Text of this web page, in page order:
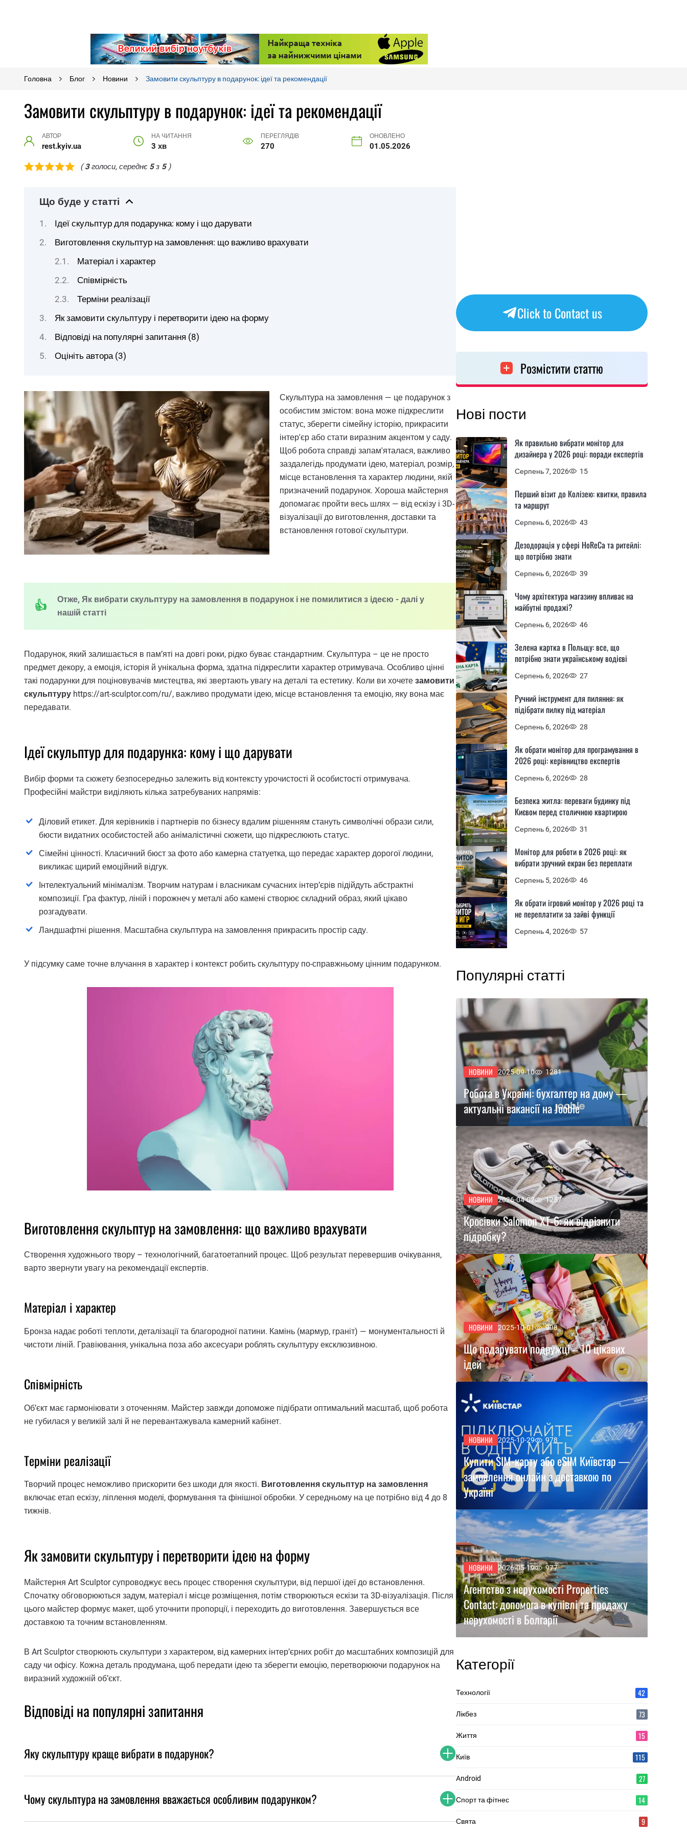
Головна Блог Новини Замовити скульптуру в подарунок: ідеї та рекомендації
Замовити скульптуру в подарунок: ідеї та рекомендації
АВТОР
rest.kyiv.ua
НА ЧИТАННЯ
3 хв
ПЕРЕГЛЯДІВ
270
ОНОВЛЕНО
01.05.2026
(3голоси, середнє 5з 5)
Що буде у статті
Ідеї скульптур для подарунка: кому і що дарувати
Виготовлення скульптур на замовлення: що важливо врахувати
Матеріал і характер
Співмірність
Терміни реалізації
Як замовити скульптуру і перетворити ідею на форму
Відповіді на популярні запитання (8)
Оцініть автора (3)
Скульптура на замовлення — це подарунок з
особистим змістом: вона може підкреслити
статус, зберегти сімейну історію, прикрасити
інтер'єр або стати виразним акцентом у саду.
Щоб робота справді запам'яталася, важливо
заздалегідь продумати ідею, матеріал, розмір,
місце встановлення та характер людини, якій
призначений подарунок. Хороша майстерня
допомагає пройти весь шлях — від ескізу і 3D-
візуалізації до виготовлення, доставки та
встановлення готової скульптури.
Отже, Як вибрати скульптуру на замовлення в подарунок і не помилитися з ідеєю - далі у
нашій статті
Подарунок, який залишається в пам’яті на довгі роки, рідко буває стандартним. Скульптура – це не просто
предмет декору, а емоція, історія й унікальна форма, здатна підкреслити характер отримувача. Особливо цінні
такі подарунки для поціновувачів мистецтва, які звертають увагу на деталі та естетику. Коли ви хочете замовити
скульптуру https://art-sculptor.com/ru/, важливо продумати ідею, місце встановлення та емоцію, яку вона має
передавати.
Ідеї скульптур для подарунка: кому і що дарувати
Вибір форми та сюжету безпосередньо залежить від контексту урочистості й особистості отримувача.
Професійні майстри виділяють кілька затребуваних напрямів:
Діловий етикет. Для керівників і партнерів по бізнесу вдалим рішенням стануть символічні образи сили,
бюсти видатних особистостей або анімалістичні сюжети, що підкреслюють статус.
Сімейні цінності. Класичний бюст за фото або камерна статуетка, що передає характер дорогої людини,
викликає щирий емоційний відгук.
Інтелектуальний мінімалізм. Творчим натурам і власникам сучасних інтер’єрів підійдуть абстрактні
композиції. Гра фактур, ліній і порожнеч у металі або камені створює складний образ, який цікаво
розгадувати.
Ландшафтні рішення. Масштабна скульптура на замовлення прикрасить простір саду.
У підсумку саме точне влучання в характер і контекст робить скульптуру по-справжньому цінним подарунком.
Виготовлення скульптур на замовлення: що важливо врахувати
Створення художнього твору – технологічний, багатоетапний процес. Щоб результат перевершив очікування,
варто звернути увагу на рекомендації експертів.
Матеріал і характер
Бронза надає роботі теплоти, деталізації та благородної патини. Камінь (мармур, граніт) — монументальності й
чистоти ліній. Гравіювання, унікальна поза або аксесуари роблять скульптуру ексклюзивною.
Співмірність
Об’єкт має гармоніювати з оточенням. Майстер завжди допоможе підібрати оптимальний масштаб, щоб робота
не губилася у великій залі й не перевантажувала камерний кабінет.
Терміни реалізації
Творчий процес неможливо прискорити без шкоди для якості. Виготовлення скульптур на замовлення
включає етап ескізу, ліплення моделі, формування та фінішної обробки. У середньому на це потрібно від 4 до 8
тижнів.
Як замовити скульптуру і перетворити ідею на форму
Майстерня Art Sculptor супроводжує весь процес створення скульптури, від першої ідеї до встановлення.
Спочатку обговорюються задум, матеріал і місце розміщення, потім створюються ескізи та 3D-візуалізація. Після
цього майстер формує макет, щоб уточнити пропорції, і переходить до виготовлення. Завершується все
доставкою та точним встановленням.
В Art Sculptor створюють скульптури з характером, від камерних інтер’єрних робіт до масштабних композицій для
саду чи офісу. Кожна деталь продумана, щоб передати ідею та зберегти емоцію, перетворюючи подарунок на
виразний художній об’єкт.
Відповіді на популярні запитання
Яку скульптуру краще вибрати в подарунок?
Чому скульптура на замовлення вважається особливим подарунком?
Click to Contact us
Розмістити статтю
Нові пости
Серпень 7, 2026 15
Як правильно вибрати монітор для
дизайнера у 2026 році: поради експертів
Серпень 6, 2026 43
Перший візит до Колізею: квитки, правила
та маршрут
Серпень 6, 2026 39
Дезодорація у сфері HoReCa та ритейлі:
що потрібно знати
Серпень 6, 2026 46
Чому архітектура магазину впливає на
майбутні продажі?
Серпень 6, 2026 27
Зелена картка в Польщу: все, що
потрібно знати українському водієві
Серпень 6, 2026 28
Ручний інструмент для пиляння: як
підібрати пилку під матеріал
Серпень 6, 2026 28
Як обрати монітор для програмування в
2026 році: керівництво експертів
Серпень 6, 2026 31
Безпека житла: переваги будинку під
Києвом перед столичною квартирою
Серпень 5, 2026 46
Монітор для роботи в 2026 році: як
вибрати зручний екран без переплати
Серпень 4, 2026 57
Як обрати ігровий монітор у 2026 році та
не переплатити за зайві функції
Популярні статті
НОВИНИ 2025-09-10 1281
Робота в Україні: бухгалтер на дому —
актуальні вакансії на Jooble
НОВИНИ 2026-04-02 1257
Кросівки Salomon XT-6: як відрізнити
підробку?
НОВИНИ 2025-10-01 998
Що подарувати подружці – 10 цікавих
ідей
НОВИНИ 2025-10-29 978
Купити SIM-карту або eSIM Київстар —
замовлення онлайн з доставкою по
Україні
НОВИНИ 2026-05-19 977
Агентство з нерухомості Properties
Contact: допомога в купівлі та продажу
нерухомості в Болгарії
Категорії
Технології 42
Лікбез 73
Життя 15
Київ 115
Android 27
Спорт та фітнес 14
Свята 9